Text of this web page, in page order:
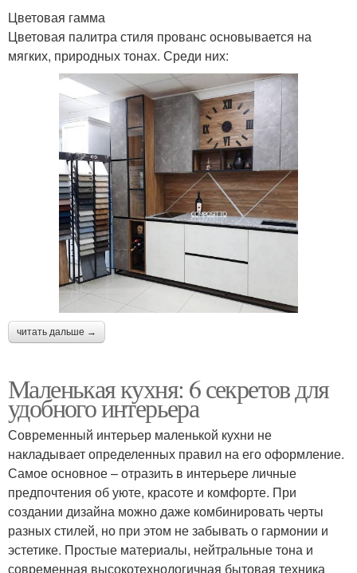
Цветовая гамма
Цветовая палитра стиля прованс основывается на
мягких, природных тонах. Среди них:
читать дальше →
Маленькая кухня: 6 секретов для
удобного интерьера
Современный интерьер маленькой кухни не
накладывает определенных правил на его оформление.
Самое основное – отразить в интерьере личные
предпочтения об уюте, красоте и комфорте. При
создании дизайна можно даже комбинировать черты
разных стилей, но при этом не забывать о гармонии и
эстетике. Простые материалы, нейтральные тона и
современная высокотехнологичная бытовая техника